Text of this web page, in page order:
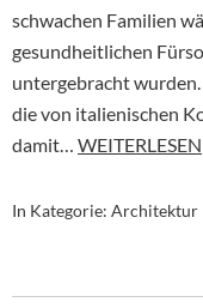
schwachen Familien
gesundheitlichen
untergebracht
die von italienischen
damit… WEITERLESEN
In Kategorie: Architektur